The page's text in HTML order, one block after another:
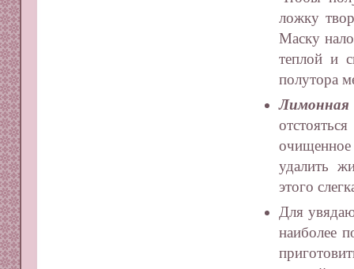
ложку
Маску
теплой и
полутора
Лимонная
очищенное
удалить
этого
Для
наиболее